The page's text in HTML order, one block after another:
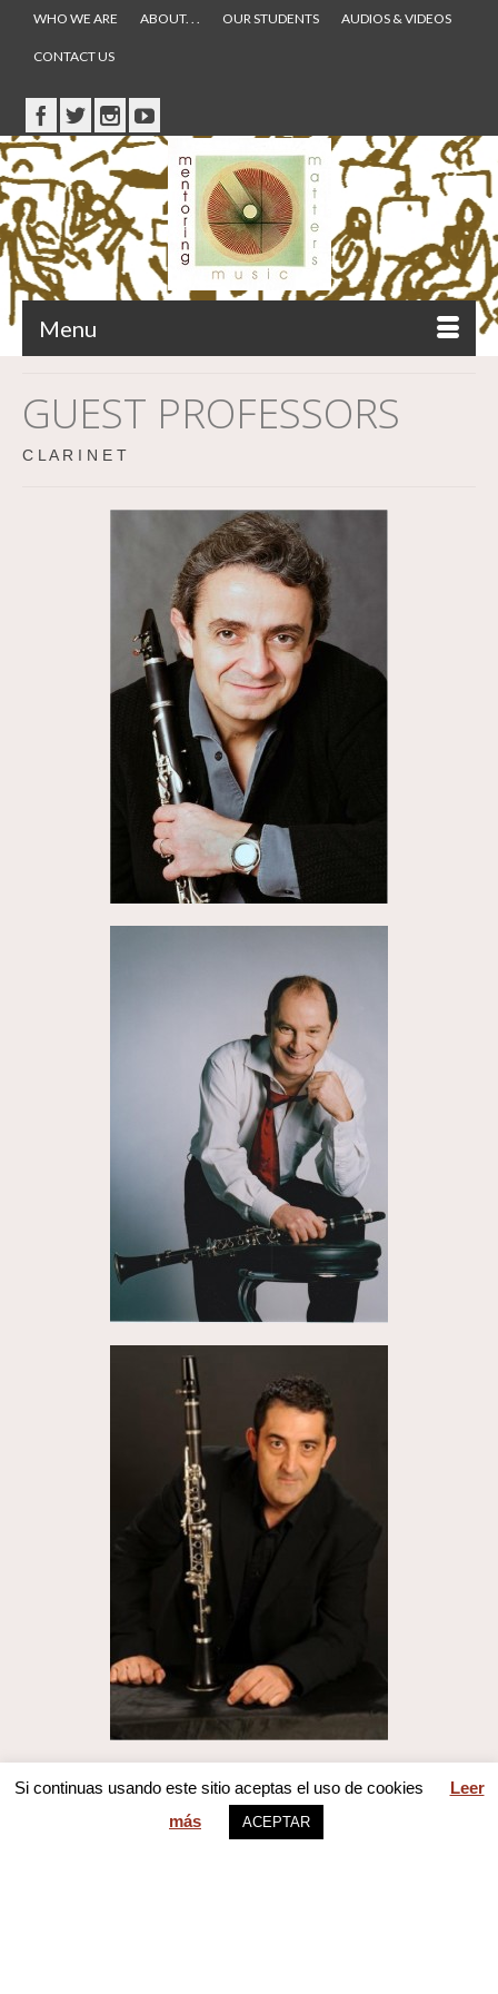
WHO WE ARE ABOUT. . . OUR STUDENTS AUDIOS & VIDEOS
CONTACT US
Menu
GUEST PROFESSORS
C L A R I N E T
Si continuas usando este sitio aceptas el uso de cookies
Leer
más
ACEPTAR